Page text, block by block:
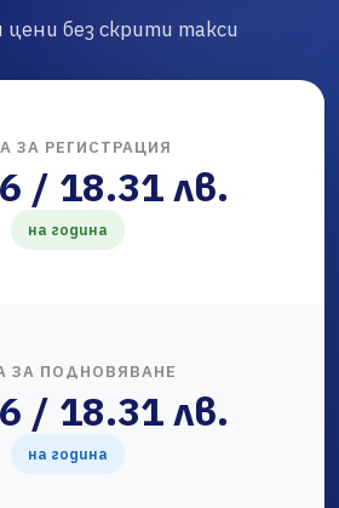
цени без скрити такси
ЗА РЕГИСТРАЦИЯ
/ 18.31 лв.
на година
ЗА ПОДНОВЯВАНЕ
/ 18.31 лв.
на година